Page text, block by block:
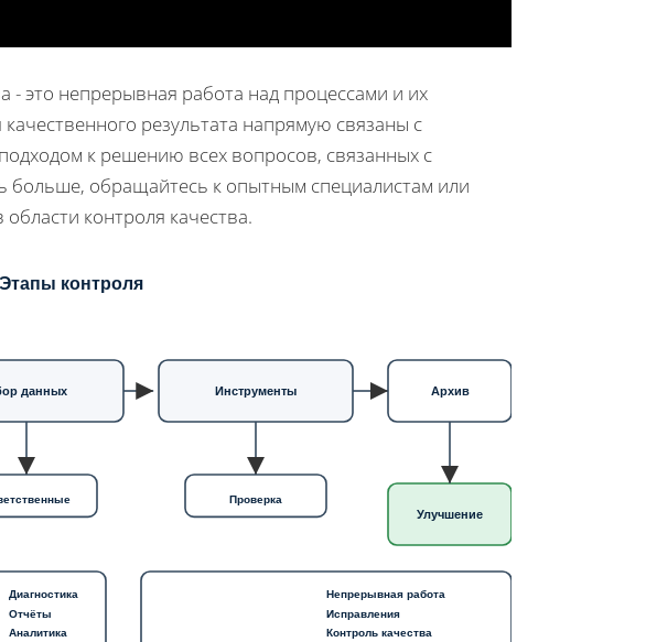
- это непрерывная работа над процессами и их
результата напрямую связаны с
к решению всех вопросов, связанных с
больше, обращайтесь к опытным специалистам или
контроля качества.
Этапы контроля
данных Инструменты
Проверка
Архив
Улучшение
Диагностика
Отчёты
Аналитика
Непрерывная работа
Исправления
Контроль качества